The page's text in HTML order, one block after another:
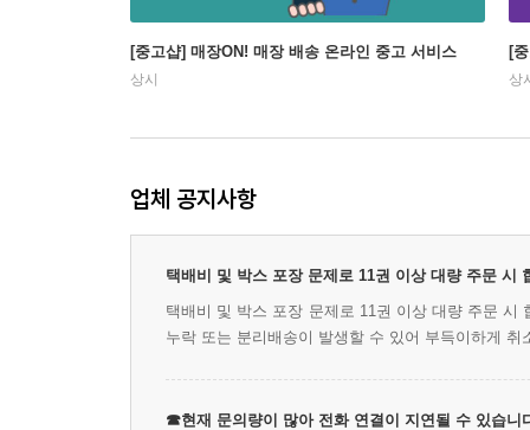
[중고샵] 매장ON! 매장 배송 온라인 중고 서비스
상시
[
상
업체 공지사항
택배비 및 박스 포장 문제로 11권 이상 대량 주문 시
택배비 및 박스 포장 문제로 11권 이상 대량 주문
누락 또는 분리배송이 발생할 수 있어 부득이하게 취
☎현재 문의량이 많아 전화 연결이 지연될 수 있습니